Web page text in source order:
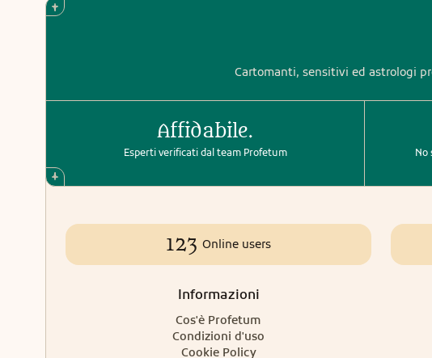
Cartomanti, sensitivi ed astrologi
Affidabile.
Esperti verificati dal team Profetum No
123 Online users
Informazioni
Cos'è Profetum
Condizioni d'uso
Cookie Policy